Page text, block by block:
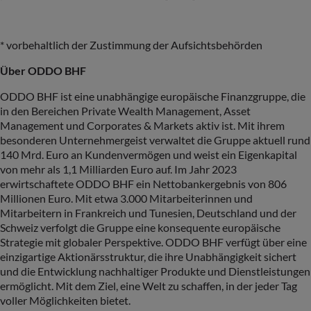
* vorbehaltlich der Zustimmung der Aufsichtsbehörden
Über ODDO BHF
ODDO BHF ist eine unabhängige europäische Finanzgruppe, die
in den Bereichen Private Wealth Management, Asset
Management und Corporates & Markets aktiv ist. Mit ihrem
besonderen Unternehmergeist verwaltet die Gruppe aktuell rund
140 Mrd. Euro an Kundenvermögen und weist ein Eigenkapital
von mehr als 1,1 Milliarden Euro auf. Im Jahr 2023
erwirtschaftete ODDO BHF ein Nettobankergebnis von 806
Millionen Euro. Mit etwa 3.000 Mitarbeiterinnen und
Mitarbeitern in Frankreich und Tunesien, Deutschland und der
Schweiz verfolgt die Gruppe eine konsequente europäische
Strategie mit globaler Perspektive. ODDO BHF verfügt über eine
einzigartige Aktionärsstruktur, die ihre Unabhängigkeit sichert
und die Entwicklung nachhaltiger Produkte und Dienstleistungen
ermöglicht. Mit dem Ziel, eine Welt zu schaffen, in der jeder Tag
voller Möglichkeiten bietet.